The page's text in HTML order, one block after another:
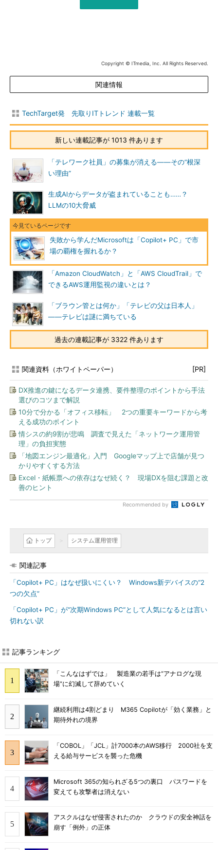
Copyright © ITmedia, Inc. All Rights Reserved.
関連情報
TechTarget発 先取りITトレンド 連載一覧
新しい連載記事が 1013 件あります
「テレワーク社員」の募集が消える――その“根深
い理由”
生成AIからデータが盗まれていることも……？
LLMの10大脅威
失敗から学んだMicrosoftは「Copilot+ PC」で市
場の覇権を握れるか？
「Amazon CloudWatch」と「AWS CloudTrail」で
できるAWS運用監視の違いとは？
「ブラウン管とは何か」「テレビの父は日本人」
――テレビは謎に満ちている
過去の連載記事が 3322 件あります
関連資料（ホワイトペーパー） [PR]
DX推進の鍵になるデータ連携、要件整理のポイントから手法
選びのコツまで解説
10分で分かる「オフィス移転」 2つの重要キーワードから考
える成功のポイント
情シスの約9割が悲鳴 調査で見えた「ネットワーク運用管
理」の負担実態
「地図エンジン最適化」入門 Googleマップ上で店舗が見つ
かりやすくする方法
Excel・紙帳票への依存はなぜ続く？ 現場DXを阻む課題と改
善のヒント
Recommended by
トップ システム運用管理
関連記事
「Copilot+ PC」はなぜ扱いにくい？ Windows新デバイスの“2
つの欠点”
「Copilot+ PC」が“次期Windows PC”として人気になるとは言い
切れない訳
記事ランキング
「こんなはずでは」 製造業の若手は“アナログな現
場”に幻滅して辞めていく
継続利用は4割どまり M365 Copilotが「効く業務」と
期待外れの境界
「COBOL」「JCL」計7000本のAWS移行 2000社を支
える給与サービスを襲った危機
Microsoft 365の知られざる5つの裏口 パスワードを
変えても攻撃者は消えない
アスクルはなぜ侵害されたのか クラウドの安全神話を
崩す「例外」の正体